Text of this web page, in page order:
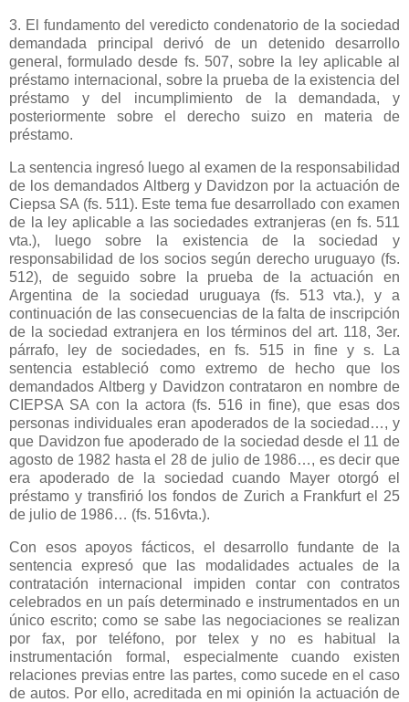
3. El fundamento del veredicto condenatorio de la sociedad
demandada principal derivó de un detenido desarrollo
general, formulado desde fs. 507, sobre la ley aplicable al
préstamo internacional, sobre la prueba de la existencia del
préstamo y del incumplimiento de la demandada, y
posteriormente sobre el derecho suizo en materia de
préstamo.
La sentencia ingresó luego al examen de la responsabilidad
de los demandados Altberg y Davidzon por la actuación de
Ciepsa SA (fs. 511). Este tema fue desarrollado con examen
de la ley aplicable a las sociedades extranjeras (en fs. 511
vta.), luego sobre la existencia de la sociedad y
responsabilidad de los socios según derecho uruguayo (fs.
512), de seguido sobre la prueba de la actuación en
Argentina de la sociedad uruguaya (fs. 513 vta.), y a
continuación de las consecuencias de la falta de inscripción
de la sociedad extranjera en los términos del art. 118, 3er.
párrafo, ley de sociedades, en fs. 515 in fine y s. La
sentencia estableció como extremo de hecho que los
demandados Altberg y Davidzon contrataron en nombre de
CIEPSA SA con la actora (fs. 516 in fine), que esas dos
personas individuales eran apoderados de la sociedad…, y
que Davidzon fue apoderado de la sociedad desde el 11 de
agosto de 1982 hasta el 28 de julio de 1986…, es decir que
era apoderado de la sociedad cuando Mayer otorgó el
préstamo y transfirió los fondos de Zurich a Frankfurt el 25
de julio de 1986… (fs. 516vta.).
Con esos apoyos fácticos, el desarrollo fundante de la
sentencia expresó que las modalidades actuales de la
contratación internacional impiden contar con contratos
celebrados en un país determinado e instrumentados en un
único escrito; como se sabe las negociaciones se realizan
por fax, por teléfono, por telex y no es habitual la
instrumentación formal, especialmente cuando existen
relaciones previas entre las partes, como sucede en el caso
de autos. Por ello, acreditada en mi opinión la actuación de